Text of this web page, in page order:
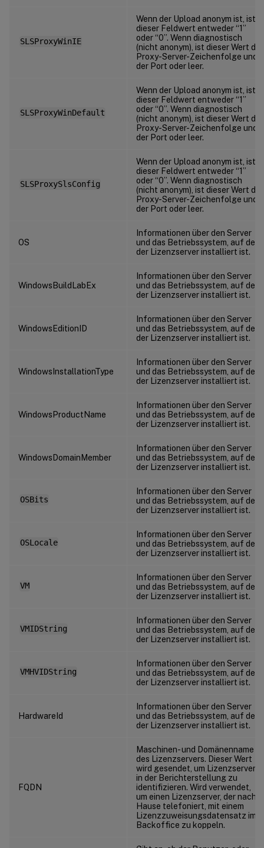
SLSProxyWinIE
Wenn der Upload anonym ist, ist
dieser Feldwert entweder “1”
oder “0”. Wenn diagnostisch
(nicht anonym), ist dieser Wert die
Proxy-Server-Zeichenfolge und
der Port oder leer.
SLSProxyWinDefault
Wenn der Upload anonym ist, ist
dieser Feldwert entweder “1”
oder “0”. Wenn diagnostisch
(nicht anonym), ist dieser Wert die
Proxy-Server-Zeichenfolge und
der Port oder leer.
SLSProxySlsConfig
Wenn der Upload anonym ist, ist
dieser Feldwert entweder “1”
oder “0”. Wenn diagnostisch
(nicht anonym), ist dieser Wert die
Proxy-Server-Zeichenfolge und
der Port oder leer.
OS
Informationen über den Server
und das Betriebssystem, auf dem
der Lizenzserver installiert ist.
WindowsBuildLabEx
Informationen über den Server
und das Betriebssystem, auf dem
der Lizenzserver installiert ist.
WindowsEditionID
Informationen über den Server
und das Betriebssystem, auf dem
der Lizenzserver installiert ist.
WindowsInstallationType
Informationen über den Server
und das Betriebssystem, auf dem
der Lizenzserver installiert ist.
WindowsProductName
Informationen über den Server
und das Betriebssystem, auf dem
der Lizenzserver installiert ist.
WindowsDomainMember
Informationen über den Server
und das Betriebssystem, auf dem
der Lizenzserver installiert ist.
OSBits
Informationen über den Server
und das Betriebssystem, auf dem
der Lizenzserver installiert ist.
OSLocale
Informationen über den Server
und das Betriebssystem, auf dem
der Lizenzserver installiert ist.
VM
Informationen über den Server
und das Betriebssystem, auf dem
der Lizenzserver installiert ist.
VMIDString
Informationen über den Server
und das Betriebssystem, auf dem
der Lizenzserver installiert ist.
VMHVIDString
Informationen über den Server
und das Betriebssystem, auf dem
der Lizenzserver installiert ist.
HardwareId
Informationen über den Server
und das Betriebssystem, auf dem
der Lizenzserver installiert ist.
FQDN
Maschinen- und Domänenname
des Lizenzservers. Dieser Wert
wird gesendet, um Lizenzserver
in der Berichterstellung zu
identifizieren. Wird verwendet,
um einen Lizenzserver, der nach
Hause telefoniert, mit einem
Lizenzzuweisungsdatensatz im
Backoffice zu koppeln.